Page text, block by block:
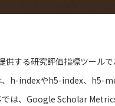
する研究評価指標ツール
h-indexやh5-index、h5-
は、Google Scholar